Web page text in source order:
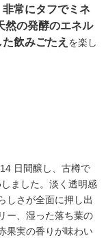
常にタフでミネ
然の発酵のエネル
飲みごたえ を楽し
日間醸し、古樽で
ました。淡く透明感
しさが全面に押し出
ー、湿った落ち葉の
果実の香りが味わい